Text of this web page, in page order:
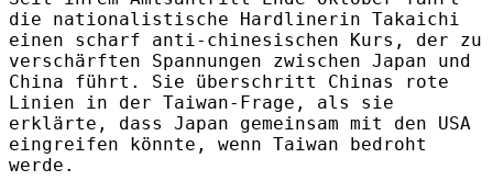
die nationalistische Hardlinerin Takaichi
einen scharf anti-chinesischen Kurs, der zu
verschärften Spannungen zwischen Japan und
China führt. Sie überschritt Chinas rote
Linien in der Taiwan-Frage, als sie
erklärte, dass Japan gemeinsam mit den USA
eingreifen könnte, wenn Taiwan bedroht
werde.